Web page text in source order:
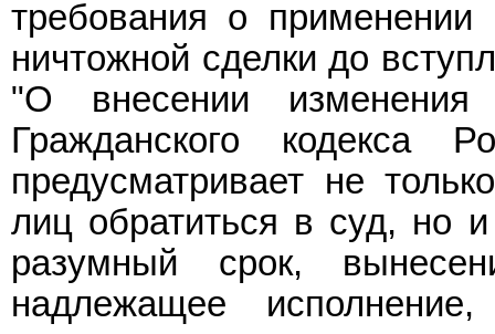
требования о применении
ничтожной сделки до
"О внесении
Гражданского кодекса
предусматривает не
лиц обратиться в суд, но
разумный срок,
надлежащее